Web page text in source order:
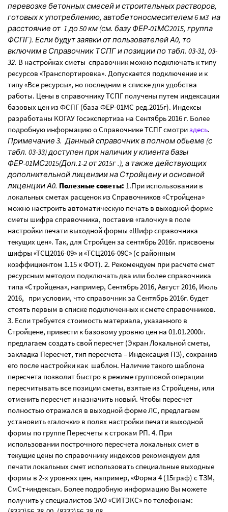
перевозке бетонных смесей и строительных растворов,
готовых к употреблению, автобетоносмесителем 6 м3 на
расстояние от 1 до 50 км (см. базу ФЕР-01МС2015, группа
ФСПГ). Если будут заявки от пользователей А0, то
включим в Справочник ТСПГ и позиции по табл. 03-31, 03-
32. В настройках сметы справочник можно подключать к типу
ресурсов «Транспортировка». Допускается подключение и к
типу «Все ресурсы», но последним в списке для удобства
работы. Цены в справочнику ТСПГ получены путем индексации
базовых цен из ФСПГ (база ФЕР-01МС ред.2015г). Индексы
разработаны КОГАУ Госэкспертиза на Сентябрь 2016 г. Более
подробную информацию о Справочнике ТСПГ смотриздесь.
Примечание 3. Данный справочник в полном обьеме (с
табл. 03-33) доступен при наличии у клиента базы
ФЕР-01МС2015(Доп.1-2 от 2015г .), а также действующих
дополнительной лицензии на Стройцену и основной
лиценции А0. Полезные советы: 1.При использовании в
локальных сметах расценок из Справочников «Стройцена»
можно настроить автоматическую печать в выходной форме
сметы шифра справочника, поставив «галочку» в поле
настройки печати выходной формы «Шифр справочника
текущих цен». Так, для Стройцен за сентябрь 2016г. присвоены
шифры «ТСЦ2016-09» и «ТСЦ2016-09С» (с районным
коэффициентом 1.15 к ФОТ). 2. Рекомендуем при расчете смет
ресурсным методом подключать два или более справочника
типа «Стройцена», например, Сентябрь 2016, Август 2016, Июль
2016, при условии, что справочник за Сентябрь 2016г. будет
стоять первым в списке подключенных к смете справочников.
3. Если требуется стоимость материала, указанного в
Стройцене, привести к базовому уровню цен на 01.01.2000г.
предлагаем создать свой пересчет (Экран Локальной сметы,
закладка Пересчет, тип пересчета – Индексация ПЗ), сохранив
его после настройки как шаблон. Наличие такого шаблона
пересчета позволит быстро в режиме групповой операции
пересчитывать все позиции сметы, взятые из Стройцены, или
отменить пересчет и назначить новый. Чтобы пересчет
полностью отражался в выходной форме ЛС, предлагаем
установить «галочки» в полях настройки печати выходной
формы по группе Пересчеты к строкам РП. 4. При
использовании построчного пересчета локальных смет в
текущие цены по справочнику индексов рекомендуем для
печати локальных смет использовать специальные выходные
формы в 2-х уровнях цен, например, «Форма 4 (15граф) с ТЗМ,
СмСт+индексы». Более подробную информацию Вы можете
получить у специалистов ЗАО «СИТЭКС» по телефонам: